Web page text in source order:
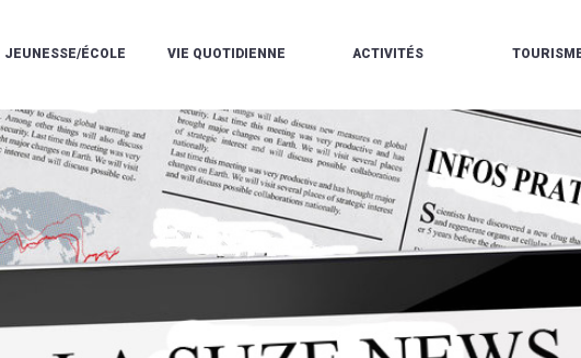
JEUNESSE/ÉCOLE
PÉRISCOLAIRE
VIE QUOTIDIENNE
ESPACE
VIE
SOCIALE
QUELQUES
RÈGLES
VIE
ENVIRONNEMENT
L'ASSAINISSEMENT
ACTIVITÉS
LA
MÉDIATHÈQUE
L'ÉCOLE
COMMUNAUTAIRE
DE
MUSIQUE
L'ÉCOLE
COMMUNAUTAIRE
DE
PISCINE
LA
VISITES
ET
DÉCOUVERTES
LES
RANDONNÉES
CAMPING
CAMPING-
TENTES